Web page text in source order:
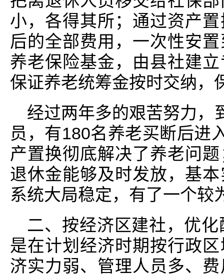
小，各得其所；通过资产
后的全部费用，一次性安
养老保险基金，由县社建
保证养老统筹金按时交纳，
经过两年多的艰苦努力，
员，有180名养老买断后进
产置换彻底解决了养老问
退休金能够及时发放，基
系统大局稳定，有了一个较
二、按经济区建社，优
是在计划经济时期按行政
济实力弱、管理人员多、